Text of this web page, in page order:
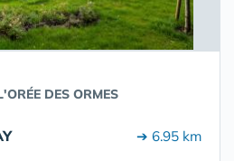
DES ORMES
➔ 6.95 km